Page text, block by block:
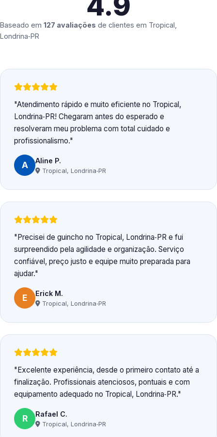
Baseado em 127 avaliações de clientes em Tropical,
Londrina‑PR
Atendimento rápido e muito eficiente no Tropical,
Londrina‑PR! Chegaram antes do esperado e
resolveram meu problema com total cuidado e
profissionalismo.
A Aline P.
Tropical, Londrina‑PR
Precisei de guincho no Tropical, Londrina‑PR e fui
surpreendido pela agilidade e organização. Serviço
confiável, preço justo e equipe muito preparada para
ajudar.
E Erick M.
Tropical, Londrina‑PR
Excelente experiência, desde o primeiro contato até a
finalização. Profissionais atenciosos, pontuais e com
equipamento adequado no Tropical, Londrina‑PR.
R Rafael C.
Tropical, Londrina‑PR